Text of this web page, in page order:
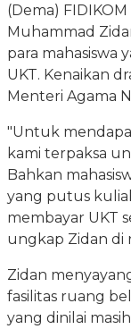
(Dema)
Muhammad
para mahasiswa
UKT. Kenaikan
Menteri Agama
"Untuk
kami terpaksa
Bahkan
yang putus
membayar UKT
ungkap Zidan di
Zidan
fasilitas ruang
yang dinilai